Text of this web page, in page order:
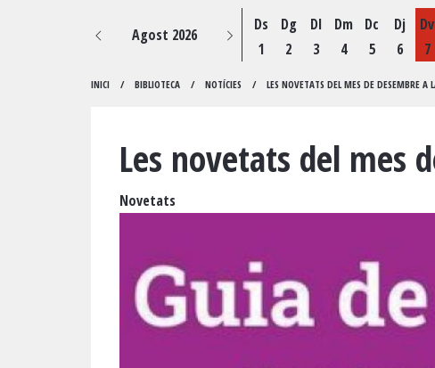
Agost 2026
Ds
1
Dg
2
Dl
3
Dm
4
Dc
5
Dj
6
Dv
7
INICI BIBLIOTECA NOTÍCIES LES NOVETATS DEL MES DE DESEMBRE A
Les novetats del mes
Novetats